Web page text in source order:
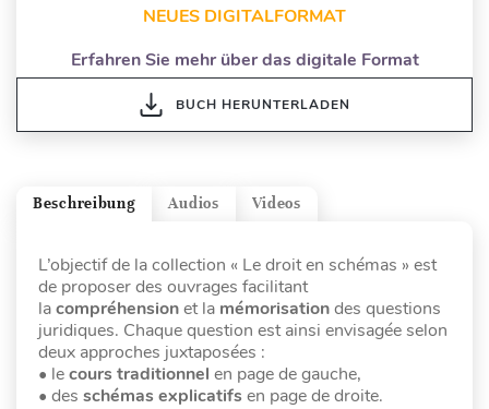
NEUES DIGITALFORMAT
Erfahren Sie mehr über das digitale Format
BUCH HERUNTERLADEN
Videos
Audios
Beschreibung
L’objectif de la collection « Le droit en schémas » est
de proposer des ouvrages facilitant
lacompréhensionet la mémorisationdes questions
juridiques. Chaque question est ainsi envisagée selon
deux approches juxtaposées :
• lecours traditionnel en page de gauche,
• des schémas explicatifs en page de droite.